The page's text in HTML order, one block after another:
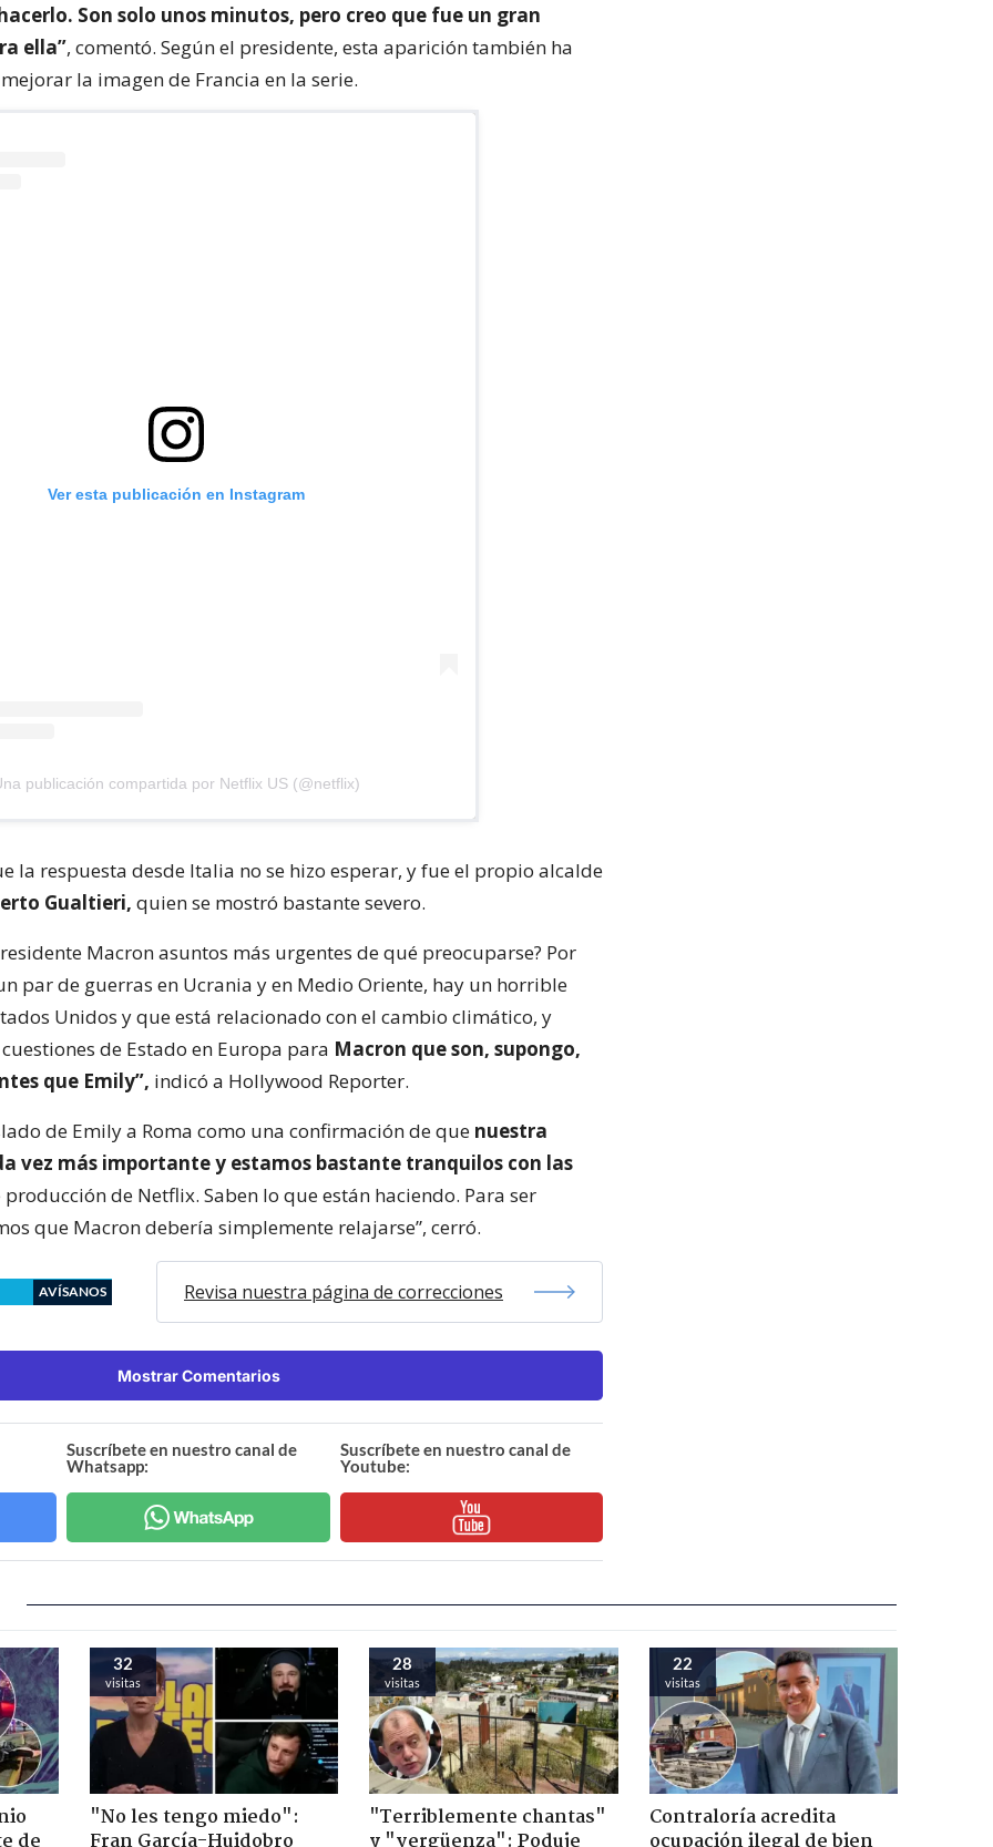
Son solo unos minutos, pero creo que fue un gran
ella”, comentó. Según el presidente, esta aparición también ha
la imagen de Francia en la serie.
Ver esta publicación en Instagram
publicación compartida por Netflix US (@netflix)
la respuesta desde Italia no se hizo esperar, y fue el propio alcalde
Gualtieri, quien se mostró bastante severo.
Macron asuntos más urgentes de qué preocuparse? Por
par de guerras en Ucrania y en Medio Oriente, hay un horrible
Unidos y que está relacionado con el cambio climático, y
de Estado en Europa para Macron que son, supongo,
que Emily”, indicó a Hollywood Reporter.
de Emily a Roma como una confirmación de que nuestra
vez más importante y estamos bastante tranquilos con las
de Netflix. Saben lo que están haciendo. Para ser
que Macron debería simplemente relajarse”, cerró.
AVÍSANOS Revisa nuestra página de correcciones
Mostrar Comentarios
Suscríbete en nuestro canal de
Whatsapp:
Suscríbete en nuestro canal de
Youtube:
32
visitas
"No les tengo miedo":
28
visitas
"Terriblemente chantas"
22
visitas
Contraloría acredita